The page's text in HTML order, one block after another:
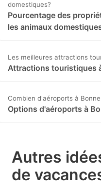
domestiques?
Pourcentage des
les animaux
Les meilleures attractions
Attractions touristiques
Combien d'aéroports à
Options d'aéroports à
Autres
de